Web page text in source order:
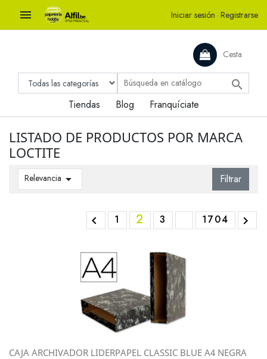
 Iniciar sesión · Registrarse
Cesta

Tiendas Blog Franquíciate
LISTADO DE PRODUCTOS POR MARCA
LOCTITE
Relevancia  Filtrar
 1 2 3 1704 
CAJA ARCHIVADOR LIDERPAPEL CLASSIC BLUE A4 NEGRA